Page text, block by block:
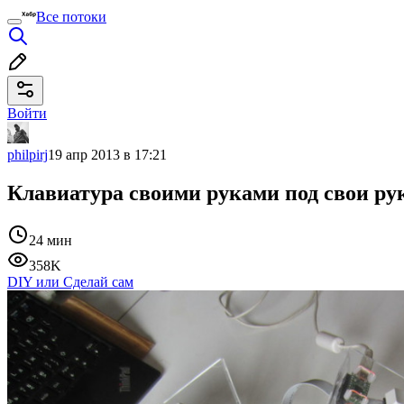
Все потоки
Войти
philpirj19 апр 2013 в 17:21
Клавиатура своими руками под свои
24 мин
358K
DIY или Сделай сам